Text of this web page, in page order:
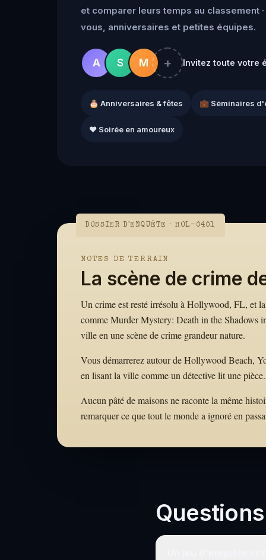
et comparer leurs temps au classement
vous, anniversaires et petites équipes.
A S M + Invitez toute votre
🎂 Anniversaires & fêtes 💼 Séminaires
❤️ Soirée en amoureux
DOSSIER D'ENQUÊTE · HOL-0401
NOTES DE TERRAIN
La scène de crime
Un crime est resté irrésolu à Hollywood, FL, et
comme Murder Mystery: Death in the Shadows
ville en une scène de crime grandeur nature.
Vous démarrerez autour de Hollywood Beach,
en lisant la ville comme un détective lit une pièce.
Aucun pâté de maisons ne raconte la même
remarquer ce que tout le monde a ignoré en